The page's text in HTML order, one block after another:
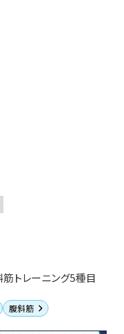
筋トレーニング5種目
腹斜筋